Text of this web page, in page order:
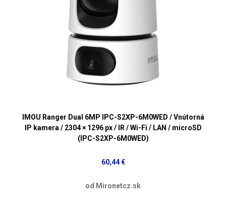
IMOU Ranger Dual 6MP IPC-S2XP-6M0WED / Vnútorná
IP kamera / 2304 × 1296 px / IR / Wi-Fi / LAN / microSD
(IPC-S2XP-6M0WED)
60,44 €
od Mironetcz.sk